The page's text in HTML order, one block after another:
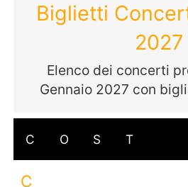
Biglietti
2027
Elenco dei concerti
Gennaio 2027 con
C O S T
C